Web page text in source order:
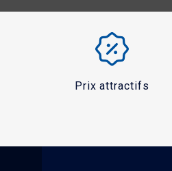
Prix attractifs